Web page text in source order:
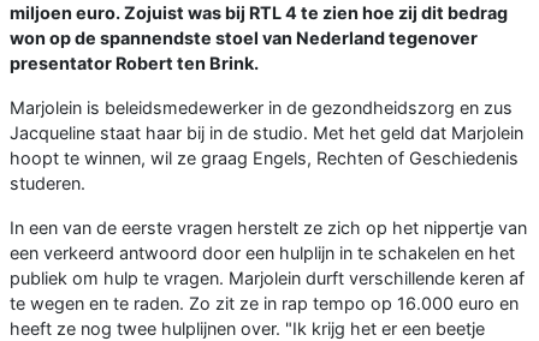
miljoen euro. Zojuist was bij RTL 4 te zien hoe zij dit bedrag
won op de spannendste stoel van Nederland tegenover
presentator Robert ten Brink.
Marjolein is beleidsmedewerker in de gezondheidszorg en zus
Jacqueline staat haar bij in de studio. Met het geld dat Marjolein
hoopt te winnen, wil ze graag Engels, Rechten of Geschiedenis
studeren.
In een van de eerste vragen herstelt ze zich op het nippertje van
een verkeerd antwoord door een hulplijn in te schakelen en het
publiek om hulp te vragen. Marjolein durft verschillende keren af
te wegen en te raden. Zo zit ze in rap tempo op 16.000 euro en
heeft ze nog twee hulplijnen over. "Ik krijg het er een beetje